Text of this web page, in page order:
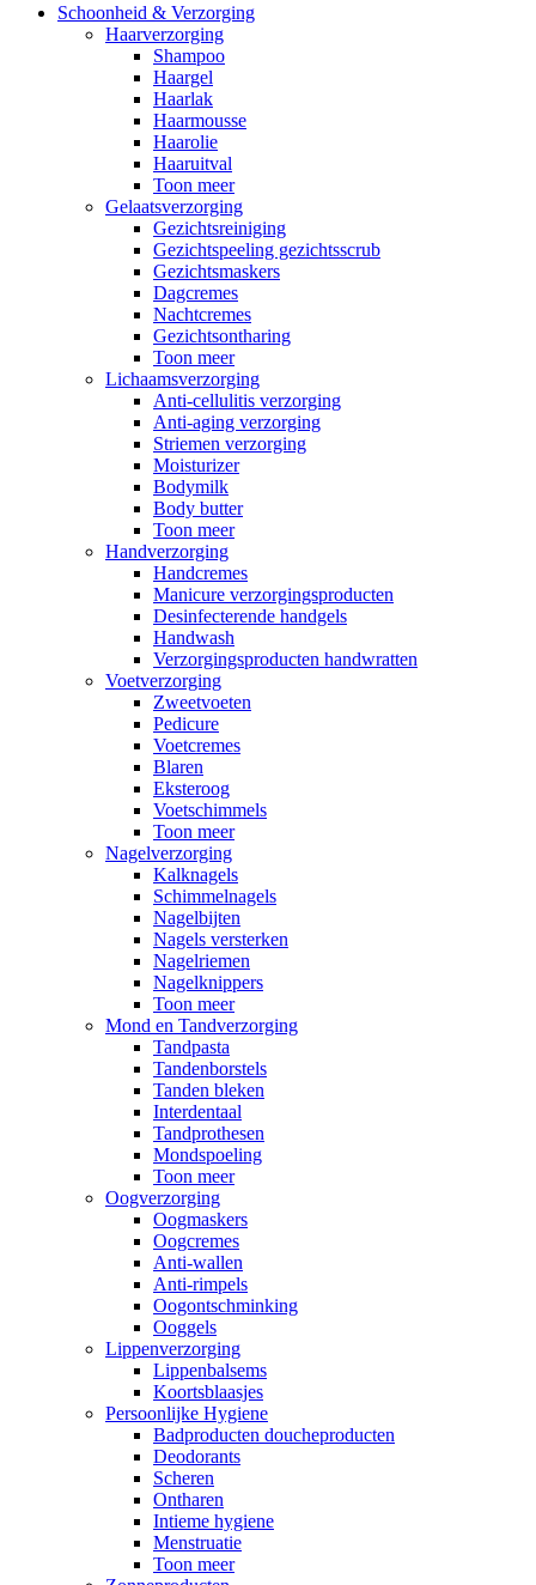
Schoonheid & Verzorging
Haarverzorging
Shampoo
Haargel
Haarlak
Haarmousse
Haarolie
Haaruitval
Toon meer
Gelaatsverzorging
Gezichtsreiniging
Gezichtspeeling gezichtsscrub
Gezichtsmaskers
Dagcremes
Nachtcremes
Gezichtsontharing
Toon meer
Lichaamsverzorging
Anti-cellulitis verzorging
Anti-aging verzorging
Striemen verzorging
Moisturizer
Bodymilk
Body butter
Toon meer
Handverzorging
Handcremes
Manicure verzorgingsproducten
Desinfecterende handgels
Handwash
Verzorgingsproducten handwratten
Voetverzorging
Zweetvoeten
Pedicure
Voetcremes
Blaren
Eksteroog
Voetschimmels
Toon meer
Nagelverzorging
Kalknagels
Schimmelnagels
Nagelbijten
Nagels versterken
Nagelriemen
Nagelknippers
Toon meer
Mond en Tandverzorging
Tandpasta
Tandenborstels
Tanden bleken
Interdentaal
Tandprothesen
Mondspoeling
Toon meer
Oogverzorging
Oogmaskers
Oogcremes
Anti-wallen
Anti-rimpels
Oogontschminking
Ooggels
Lippenverzorging
Lippenbalsems
Koortsblaasjes
Persoonlijke Hygiene
Badproducten doucheproducten
Deodorants
Scheren
Ontharen
Intieme hygiene
Menstruatie
Toon meer